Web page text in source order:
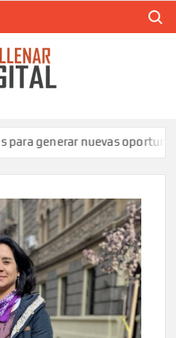
nuevas oportunidades